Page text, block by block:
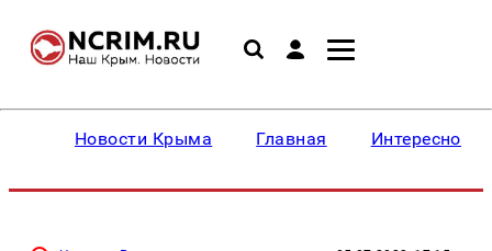
Новости Крыма Главная Интересное